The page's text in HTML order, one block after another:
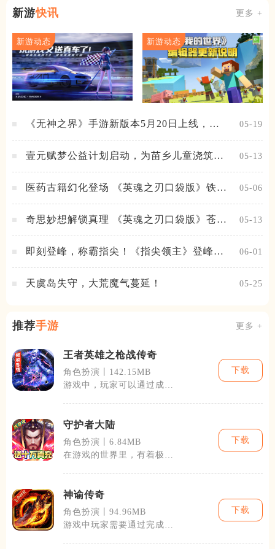
新游快讯 更多 +
新游动态 新游动态
《无神之界》手游新版本5月20日上线，女
05-19
壹元赋梦公益计划启动，为苗乡儿童浇筑梦
05-13
医药古籍幻化登场 《英魂之刃口袋版》铁扇
05-06
奇思妙想解锁真理 《英魂之刃口袋版》苍天
05-13
即刻登峰，称霸指尖！《指尖领主》登峰测
06-01
天虞岛失守，大荒魔气蔓延！ 05-25
推荐手游 更多 +
王者英雄之枪战传奇
角色扮演丨142.15MB
游戏中，玩家可以通过成为
下载
守护者大陆
角色扮演丨6.84MB
在游戏的世界里，有着极其
下载
神谕传奇
角色扮演丨94.96MB
游戏中玩家需要通过完成各
下载